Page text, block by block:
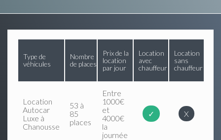
Type de
véhicules
Nombre
de places
Prix de la
location
par jour
Location
avec
chauffeur
Location
sans
chauffeur
Location
Autocar
Luxe à
Chanousse
53 à
85
places
Entre
1000€
et
4000€
la
journée
✓ X